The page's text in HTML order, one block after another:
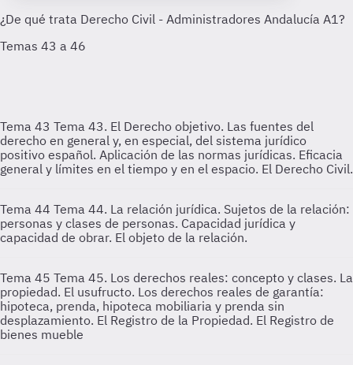
Tema 43 Tema 43. El Derecho objetivo. Las fuentes del
derecho en general y, en especial, del sistema jurídico
positivo español. Aplicación de las normas jurídicas. Eficacia
general y límites en el tiempo y en el espacio. El Derecho Civil.
Tema 44 Tema 44. La relación jurídica. Sujetos de la relación:
personas y clases de personas. Capacidad jurídica y
capacidad de obrar. El objeto de la relación.
Tema 45 Tema 45. Los derechos reales: concepto y clases. La
propiedad. El usufructo. Los derechos reales de garantía:
hipoteca, prenda, hipoteca mobiliaria y prenda sin
desplazamiento. El Registro de la Propiedad. El Registro de
bienes mueble